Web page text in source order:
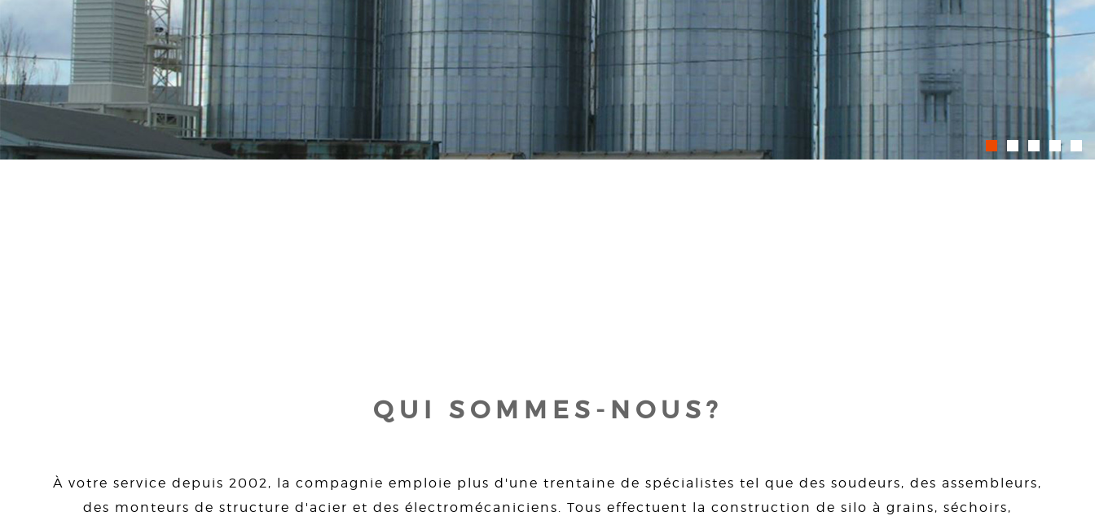
QUI SOMMES-NOUS?
À votre service depuis 2002, la compagnie emploie plus d'une trentaine de spécialistes tel que des soudeurs, des assembleurs,
des monteurs de structure d'acier et des électromécaniciens. Tous effectuent la construction de silo à grains, séchoirs,